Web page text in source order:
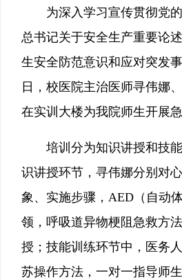
为深入学习宣传贯彻党
总书记关于安全生产重要论
生安全防范意识和应对突发
日，校医院主治医师寻伟娜
在实训大楼为我院师生开展
培训分为知识讲授和技
识讲授环节，寻伟娜分别对
象、实施步骤，AED（自动
领，呼吸道异物梗阻急救方
授；技能训练环节中，医务
苏操作方法，一对一指导师